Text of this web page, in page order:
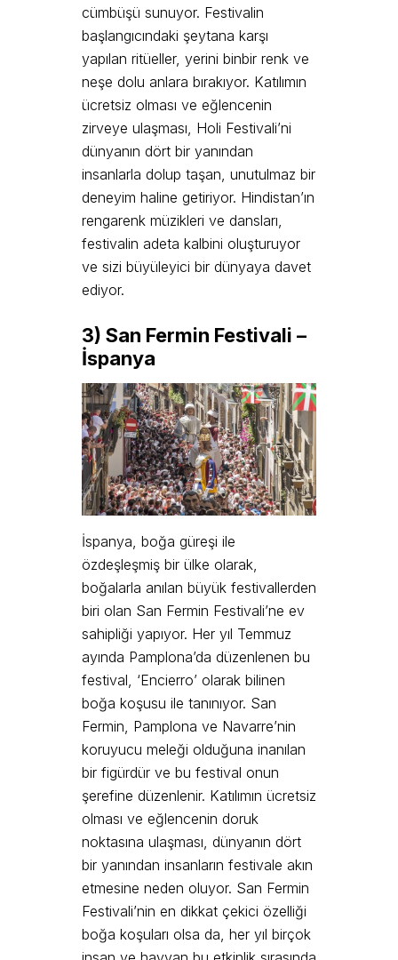
cümbüşü sunuyor. Festivalin
başlangıcındaki şeytana karşı
yapılan ritüeller, yerini binbir renk ve
neşe dolu anlara bırakıyor. Katılımın
ücretsiz olması ve eğlencenin
zirveye ulaşması, Holi Festivali’ni
dünyanın dört bir yanından
insanlarla dolup taşan, unutulmaz bir
deneyim haline getiriyor. Hindistan’ın
rengarenk müzikleri ve dansları,
festivalin adeta kalbini oluşturuyor
ve sizi büyüleyici bir dünyaya davet
ediyor.
3) San Fermin Festivali –
İspanya
İspanya, boğa güreşi ile
özdeşleşmiş bir ülke olarak,
boğalarla anılan büyük festivallerden
biri olan San Fermin Festivali’ne ev
sahipliği yapıyor. Her yıl Temmuz
ayında Pamplona’da düzenlenen bu
festival, ‘Encierro’ olarak bilinen
boğa koşusu ile tanınıyor. San
Fermin, Pamplona ve Navarre’nin
koruyucu meleği olduğuna inanılan
bir figürdür ve bu festival onun
şerefine düzenlenir. Katılımın ücretsiz
olması ve eğlencenin doruk
noktasına ulaşması, dünyanın dört
bir yanından insanların festivale akın
etmesine neden oluyor. San Fermin
Festivali’nin en dikkat çekici özelliği
boğa koşuları olsa da, her yıl birçok